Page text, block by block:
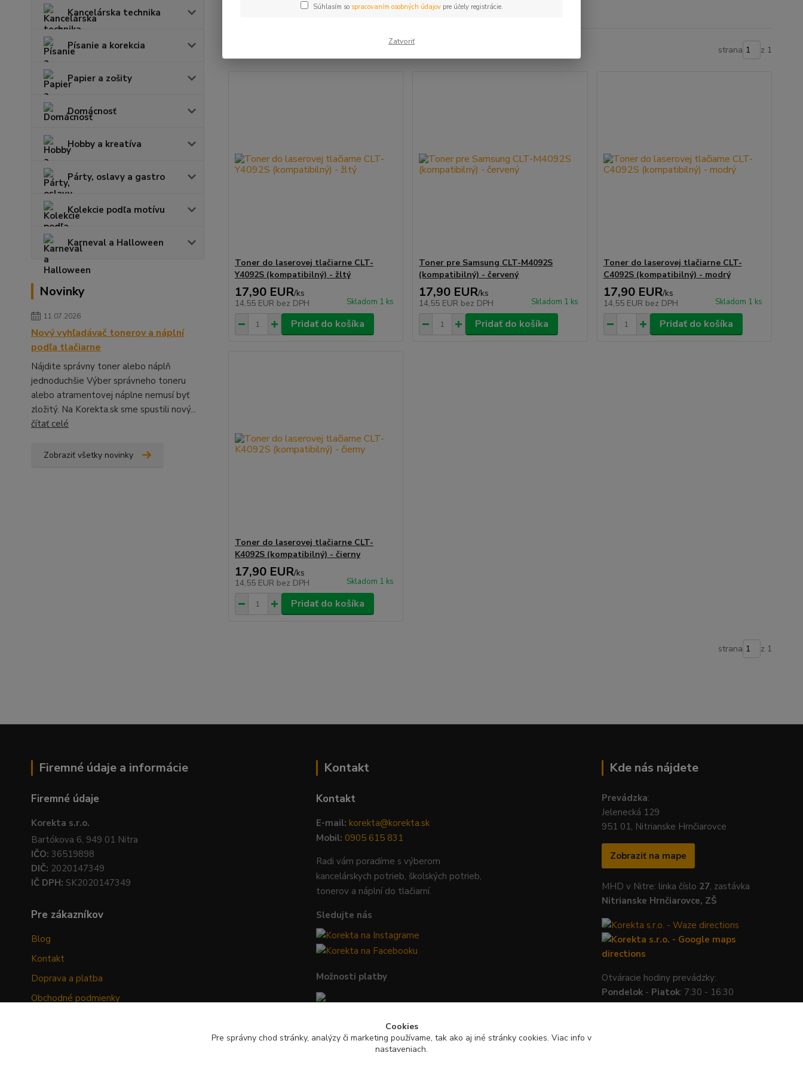
Kancelárska technika
Písanie a korekcia
Papier a zošity
Domácnosť
Hobby a kreatíva
Párty, oslavy a gastro
Kolekcie podľa motívu
Karneval a Halloween
Novinky
11.07.2026
Nový vyhľadávač tonerov a náplní
podľa tlačiarne
Nájdite správny toner alebo náplň
jednoduchšie Výber správneho toneru
alebo atramentovej náplne nemusí byť
zložitý. Na Korekta.sk sme spustili nový...
čítať celé
Zobraziť všetky novinky
strana z 1
Toner do laserovej tlačiarne CLT-
Y4092S (kompatibilný) - žltý
17,90 EUR/ks
14,55 EUR bez DPH Skladom 1 ks
Pridať do košíka
Toner pre Samsung CLT-M4092S
(kompatibilný) - červený
17,90 EUR/ks
14,55 EUR bez DPH Skladom 1 ks
Pridať do košíka
Toner do laserovej tlačiarne CLT-
C4092S (kompatibilný) - modrý
17,90 EUR/ks
14,55 EUR bez DPH Skladom 1 ks
Pridať do košíka
Toner do laserovej tlačiarne CLT-
K4092S (kompatibilný) - čierny
17,90 EUR/ks
14,55 EUR bez DPH Skladom 1 ks
Pridať do košíka
strana z 1
Firemné údaje a informácie
Firemné údaje
Korekta s.r.o.
Bartókova 6, 949 01 Nitra
IČO: 36519898
DIČ: 2020147349
IČ DPH: SK2020147349
Pre zákazníkov
Blog
Kontakt
Doprava a platba
Obchodné podmienky
Kontakt
Kontakt
E-mail: korekta@korekta.sk
Mobil: 0905 615 831
Radi vám poradíme s výberom
kancelárskych potrieb, školských potrieb,
tonerov a náplní do tlačiarní.
Sledujte nás
Možnosti platby
Bezpečná platba kartou, Google Pay,
Apple Pay a bankovým prevodom.
Kde nás nájdete
Prevádzka:
Jelenecká 129
951 01, Nitrianske Hrnčiarovce
Zobraziť na mape
MHD v Nitre: linka číslo 27, zastávka
Nitrianske Hrnčiarovce, ZŠ
Otváracie hodiny prevádzky:
Pondelok - Piatok: 7:30 - 16:30
Súhlasím so spracovaním osobných údajovpre účely registrácie.
Zatvoriť
Cookies
Pre správny chod stránky, analýzy či marketing používame, tak ako aj iné stránky cookies. Viac info v
nastaveniach.